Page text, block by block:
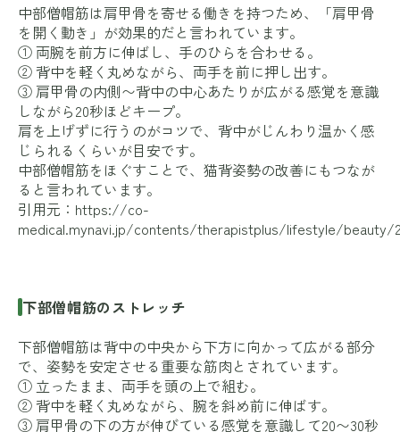
中部僧帽筋は肩甲骨を寄せる働きを持つため、「肩甲骨
を開く動き」が効果的だと言われています。
① 両腕を前方に伸ばし、手のひらを合わせる。
② 背中を軽く丸めながら、両手を前に押し出す。
③ 肩甲骨の内側〜背中の中心あたりが広がる感覚を意識
しながら20秒ほどキープ。
肩を上げずに行うのがコツで、背中がじんわり温かく感
じられるくらいが目安です。
中部僧帽筋をほぐすことで、猫背姿勢の改善にもつなが
ると言われています。
引用元： https://co-
medical.mynavi.jp/contents/therapistplus/lifestyle/beauty/
下部僧帽筋のストレッチ
下部僧帽筋は背中の中央から下方に向かって広がる部分
で、姿勢を安定させる重要な筋肉とされています。
① 立ったまま、両手を頭の上で組む。
② 背中を軽く丸めながら、腕を斜め前に伸ばす。
③ 肩甲骨の下の方が伸びている感覚を意識して20〜30秒